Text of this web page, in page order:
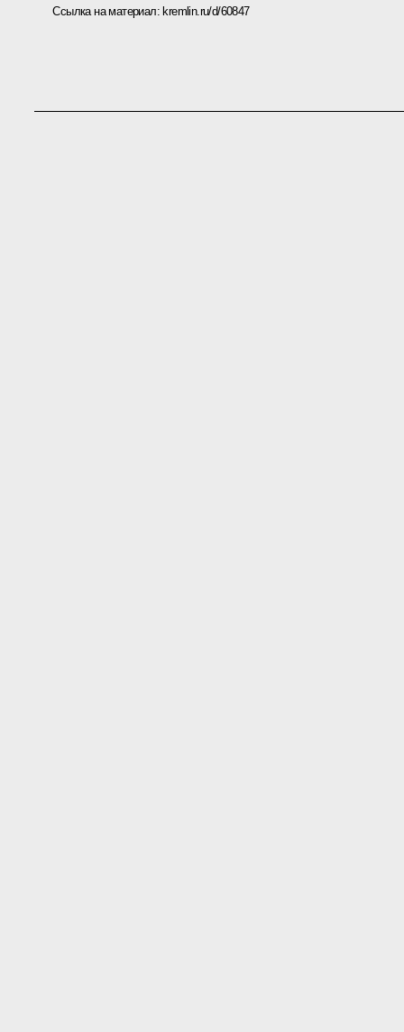
Ссылка на материал: kremlin.ru/d/60847